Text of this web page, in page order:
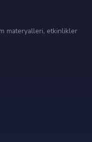
materyalleri, etkinlikler